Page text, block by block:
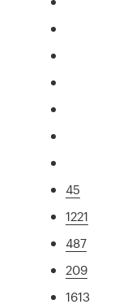
45
1221
487
209
1613